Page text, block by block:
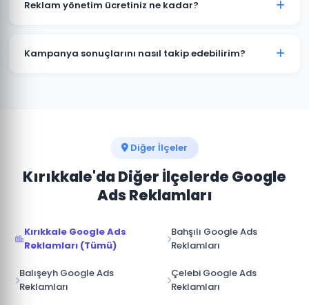
artırmaktadır.
Reklam yönetim ücretiniz ne kadar?
%15-20'si arasında değişmektedir. Delice için
Kampanya sonuçlarını nasıl takip edebilirim?
Diğer İlçeler
Kırıkkale'da Diğer İlçelerde Google
Ads Reklamları
Kırıkkale Google Ads
Reklamları (Tümü)
Bahşılı Google Ads
Reklamları
Balışeyh Google Ads
Reklamları
Çelebi Google Ads
Reklamları